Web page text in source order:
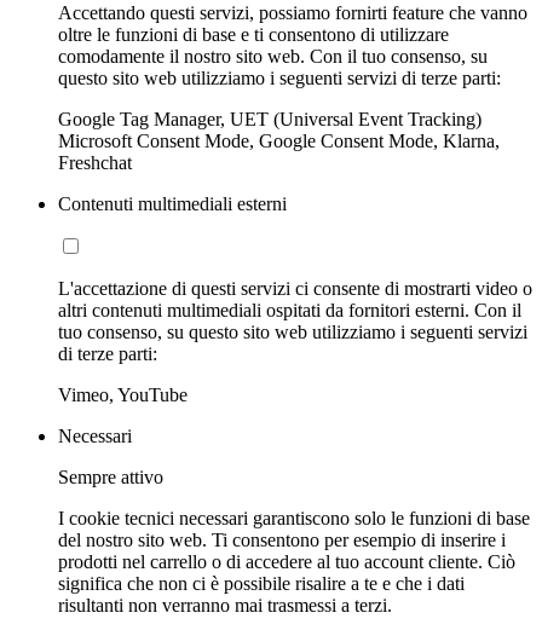
Accettando questi servizi, possiamo fornirti feature che vanno
oltre le funzioni di base e ti consentono di utilizzare
comodamente il nostro sito web. Con il tuo consenso, su
questo sito web utilizziamo i seguenti servizi di terze parti:
Google Tag Manager, UET (Universal Event Tracking)
Microsoft Consent Mode, Google Consent Mode, Klarna,
Freshchat
Contenuti multimediali esterni
L'accettazione di questi servizi ci consente di mostrarti video o
altri contenuti multimediali ospitati da fornitori esterni. Con il
tuo consenso, su questo sito web utilizziamo i seguenti servizi
di terze parti:
Vimeo, YouTube
Necessari
Sempre attivo
I cookie tecnici necessari garantiscono solo le funzioni di base
del nostro sito web. Ti consentono per esempio di inserire i
prodotti nel carrello o di accedere al tuo account cliente. Ciò
significa che non ci è possibile risalire a te e che i dati
risultanti non verranno mai trasmessi a terzi.